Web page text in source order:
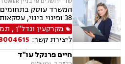
המשרד עוסק
38 ופינוי בינוי,
קרקעות ומגרשים
מסחרי, עסקאות
הסכמי שכירות, פינוי
מסחריים, בניית
עסקי, הבראת חברה,
מקרקעין ונדל"ן,
ליצירת קשר:
חיים פרנקל עו"ד